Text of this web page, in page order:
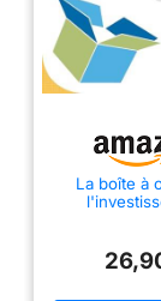
La boîte à